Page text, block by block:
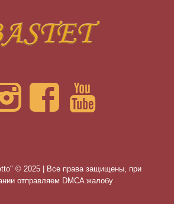
© 2025 | Все права защищены, при
отправляем DMCA жалобу